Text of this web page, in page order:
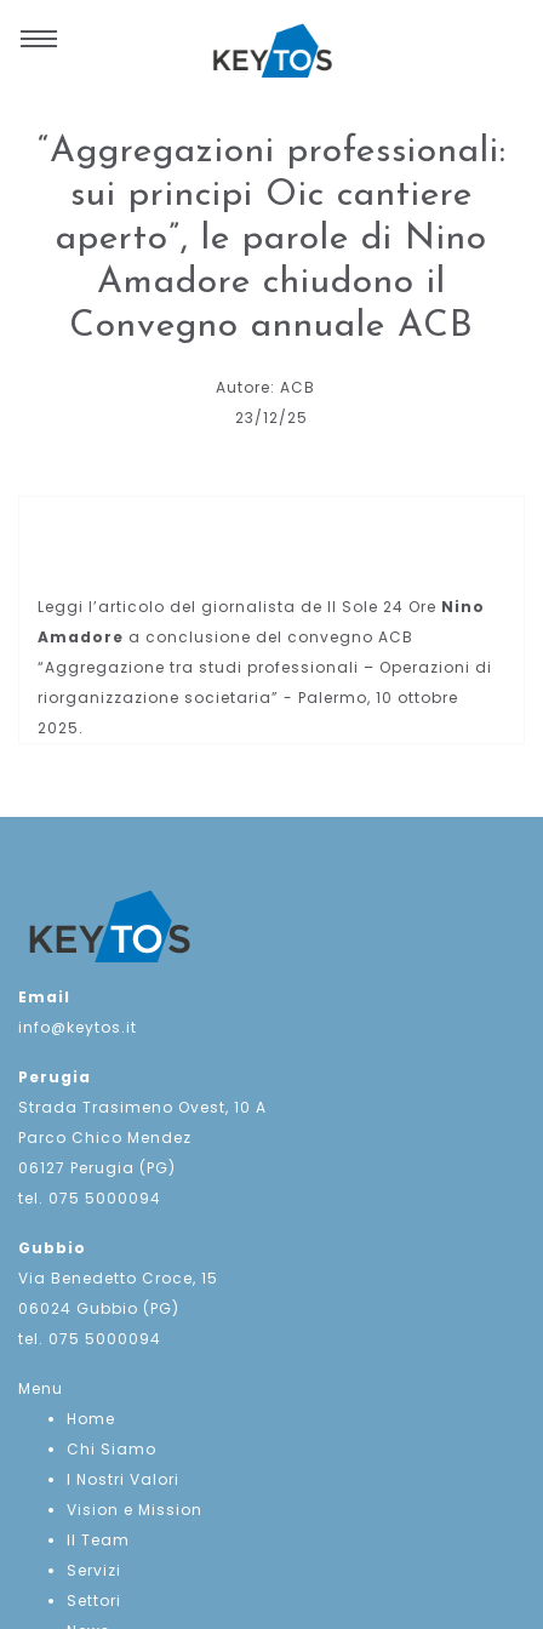
“Aggregazioni professionali:
sui principi Oic cantiere
aperto”, le parole di Nino
Amadore chiudono il
Convegno annuale ACB
Autore: ACB
23/12/25
Leggi l’articolo del giornalista de Il Sole 24 Ore Nino
Amadore a conclusione del convegno ACB
“Aggregazione tra studi professionali – Operazioni di
riorganizzazione societaria” - Palermo, 10 ottobre
2025.
Email
info@keytos.it
Perugia
Strada Trasimeno Ovest, 10 A
Parco Chico Mendez
06127 Perugia (PG)
tel. 075 5000094
Gubbio
Via Benedetto Croce, 15
06024 Gubbio (PG)
tel. 075 5000094
Menu
Home
Chi Siamo
I Nostri Valori
Vision e Mission
Il Team
Servizi
Settori